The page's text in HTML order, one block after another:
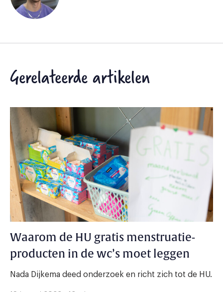
Gerelateerde artikelen
Waarom de HU gratis menstruatie-
producten in de wc’s moet leggen
Nada Dijkema deed onderzoek en richt zich tot de HU.